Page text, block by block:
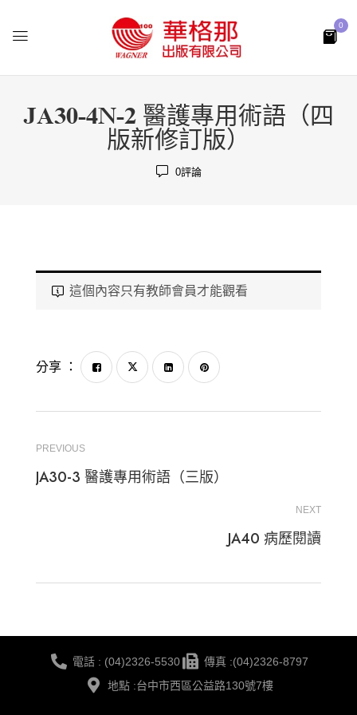
0
JA30-4N-2 醫護專用術語（四
版新修訂版）
0評論
這個內容只有教師會員才能觀看
分享 ：
PREVIOUS
JA30-3 醫護專用術語（三版）
NEXT
JA40 病歷閱讀
電話 : (04)2326-5530
傳真 :(04)2326-8797
地點 :台中市西區公益路130號7樓